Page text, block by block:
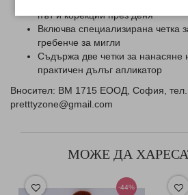
път и корекции през деня
Включва специализирана четка
гребенче за мигли
Съдържа две четки за нанасяне
практичен дълъг апликатор
Вносител: ВМ 1715 ЕООД, София, тел.
pretttyzone@gmail.com
МОЖЕ ДА
-44%